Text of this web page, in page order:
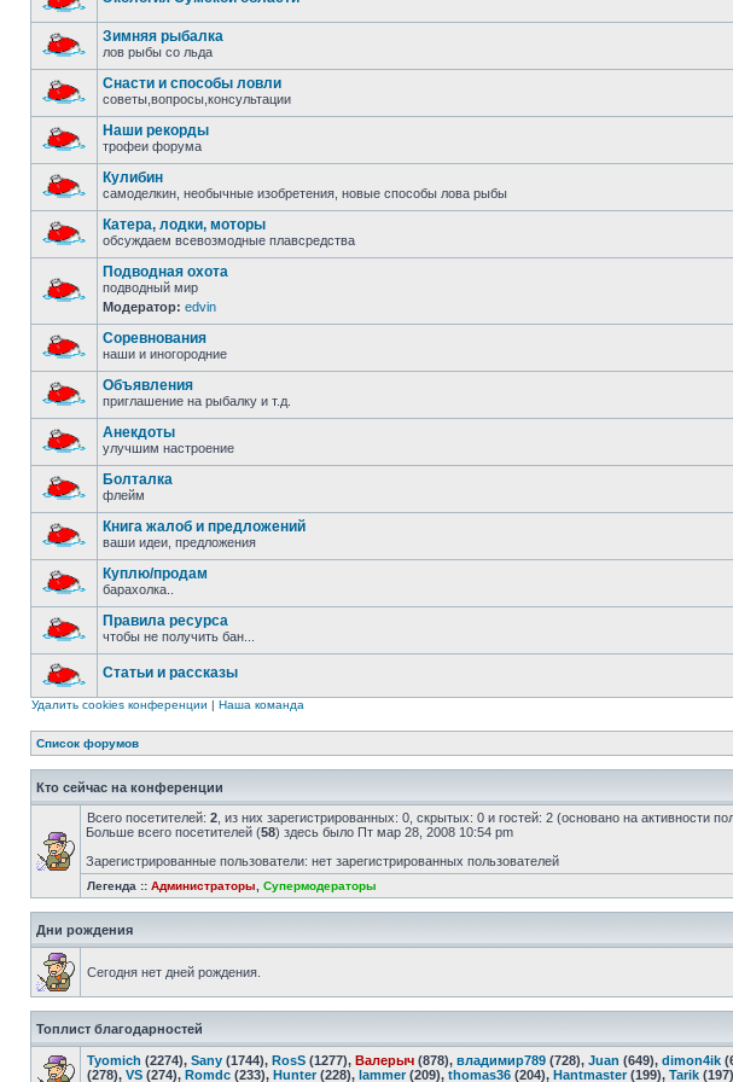
Зимняя рыбалка
лов рыбы со льда
Снасти и способы ловли
советы,вопросы,консультации
Наши рекорды
трофеи форума
Кулибин
самоделкин, необычные изобретения, новые способы лова рыбы
Катера, лодки, моторы
обсуждаем всевозмодные плавсредства
Подводная охота
подводный мир
Модератор: edvin
Соревнования
наши и иногородние
Объявления
приглашение на рыбалку и т.д.
Анекдоты
улучшим настроение
Болталка
флейм
Книга жалоб и предложений
ваши идеи, предложения
Куплю/продам
барахолка..
Правила ресурса
чтобы не получить бан...
Статьи и рассказы
Удалить cookies конференции | Наша команда
Список форумов
Кто сейчас на конференции
Всего посетителей: 2 , из них зарегистрированных: 0, скрытых: 0 и гостей: 2 (основано на активности
Больше всего посетителей (58) здесь было Пт мар 28, 2008 10:54 pm
Зарегистрированные пользователи: нет зарегистрированных пользователей
Легенда :: Администраторы Супермодераторы
Дни рождения
Сегодня нет дней рождения.
Топлист благодарностей
Tyomich (2274), Sany (1744), RosS (1277), Валерыч (878), владимир789 (728), Juan (649), dimon4ik
(278), VS (274), Romdc (233), Hunter(228), lammer(209), thomas36 (204), Hantmaster(199), Tarik